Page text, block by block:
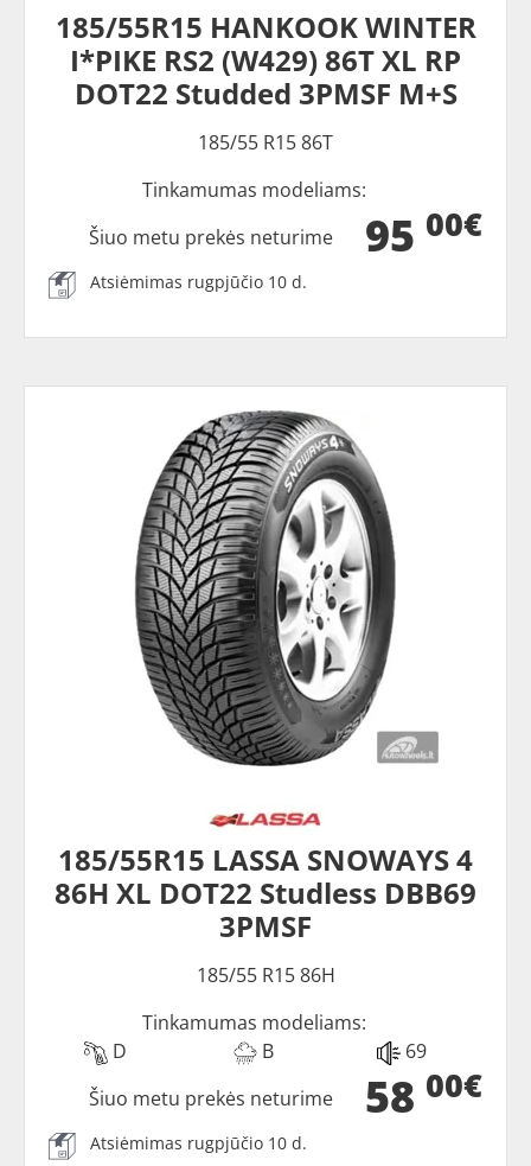
185/55R15 HANKOOK WINTER
I*PIKE RS2 (W429) 86T XL RP
DOT22 Studded 3PMSF M+S
185/55 R15 86T
Tinkamumas modeliams:
95 00€
Šiuo metu prekės neturime
Atsiėmimas rugpjūčio 10 d.
185/55R15 LASSA SNOWAYS 4
86H XL DOT22 Studless DBB69
3PMSF
185/55 R15 86H
Tinkamumas modeliams:
D
B 69
58 00€
Šiuo metu prekės neturime
Atsiėmimas rugpjūčio 10 d.